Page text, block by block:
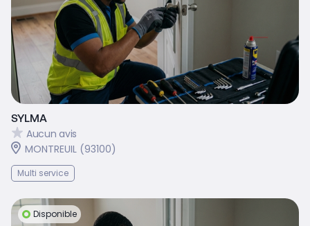
SYLMA
Aucun avis
MONTREUIL (93100)
Multi service
Disponible